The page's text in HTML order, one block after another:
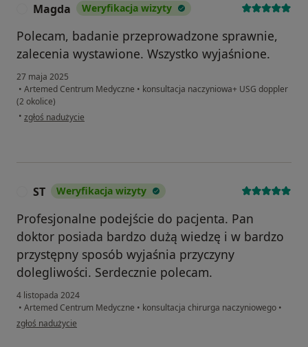
Magda Weryfikacja wizyty
Polecam, badanie przeprowadzone sprawnie,
zalecenia wystawione. Wszystko wyjaśnione.
27 maja 2025
• Artemed Centrum Medyczne • konsultacja naczyniowa+ USG doppler
(2 okolice)
• w opinii użytkownika Magda
zgłoś nadużycie
ST Weryfikacja wizyty
Profesjonalne podejście do pacjenta. Pan
doktor posiada bardzo dużą wiedzę i w bardzo
przystępny sposób wyjaśnia przyczyny
dolegliwości. Serdecznie polecam.
4 listopada 2024
• Artemed Centrum Medyczne • konsultacja chirurga naczyniowego •
w opinii użytkownika ST
zgłoś nadużycie